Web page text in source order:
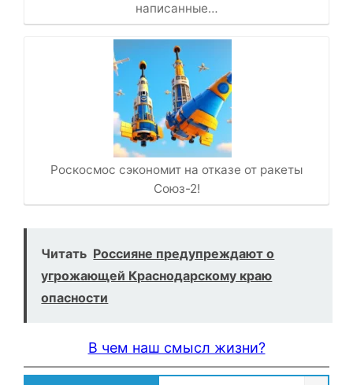
написанные…
Роскосмос сэкономит на отказе от ракеты
Союз-2!
Читать Россияне предупреждают о
угрожающей Краснодарскому краю
опасности
В чем наш смысл жизни?